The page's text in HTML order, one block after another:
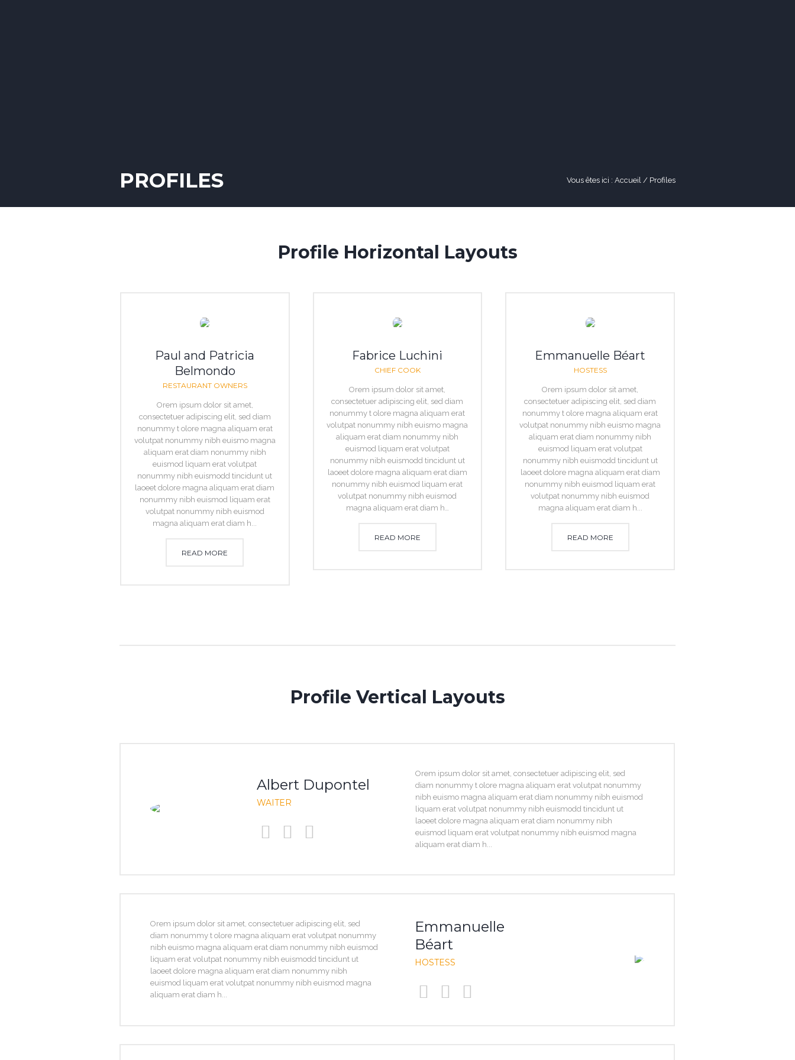
PROFILES Vous êtes ici : Accueil / Profiles
Profile Horizontal Layouts
Paul and Patricia
Belmondo
RESTAURANT OWNERS
Orem ipsum dolor sit amet,
consectetuer adipiscing elit, sed diam
nonummy t olore magna aliquam erat
volutpat nonummy nibh euismo magna
aliquam erat diam nonummy nibh
euismod liquam erat volutpat
nonummy nibh euismodd tincidunt ut
laoeet dolore magna aliquam erat diam
nonummy nibh euismod liquam erat
volutpat nonummy nibh euismod
magna aliquam erat diam h...
READ MORE
Fabrice Luchini
CHIEF COOK
Orem ipsum dolor sit amet,
consectetuer adipiscing elit, sed diam
nonummy t olore magna aliquam erat
volutpat nonummy nibh euismo magna
aliquam erat diam nonummy nibh
euismod liquam erat volutpat
nonummy nibh euismodd tincidunt ut
laoeet dolore magna aliquam erat diam
nonummy nibh euismod liquam erat
volutpat nonummy nibh euismod
magna aliquam erat diam h…
READ MORE
Emmanuelle Béart
HOSTESS
Orem ipsum dolor sit amet,
consectetuer adipiscing elit, sed diam
nonummy t olore magna aliquam erat
volutpat nonummy nibh euismo magna
aliquam erat diam nonummy nibh
euismod liquam erat volutpat
nonummy nibh euismodd tincidunt ut
laoeet dolore magna aliquam erat diam
nonummy nibh euismod liquam erat
volutpat nonummy nibh euismod
magna aliquam erat diam h...
READ MORE
Profile Vertical Layouts
Albert Dupontel
WAITER
Orem ipsum dolor sit amet, consectetuer adipiscing elit, sed
diam nonummy t olore magna aliquam erat volutpat nonummy
nibh euismo magna aliquam erat diam nonummy nibh euismod
liquam erat volutpat nonummy nibh euismodd tincidunt ut
laoeet dolore magna aliquam erat diam nonummy nibh
euismod liquam erat volutpat nonummy nibh euismod magna
aliquam erat diam h...
Emmanuelle
Béart
HOSTESS
Orem ipsum dolor sit amet, consectetuer adipiscing elit, sed
diam nonummy t olore magna aliquam erat volutpat nonummy
nibh euismo magna aliquam erat diam nonummy nibh euismod
liquam erat volutpat nonummy nibh euismodd tincidunt ut
laoeet dolore magna aliquam erat diam nonummy nibh
euismod liquam erat volutpat nonummy nibh euismod magna
aliquam erat diam h...